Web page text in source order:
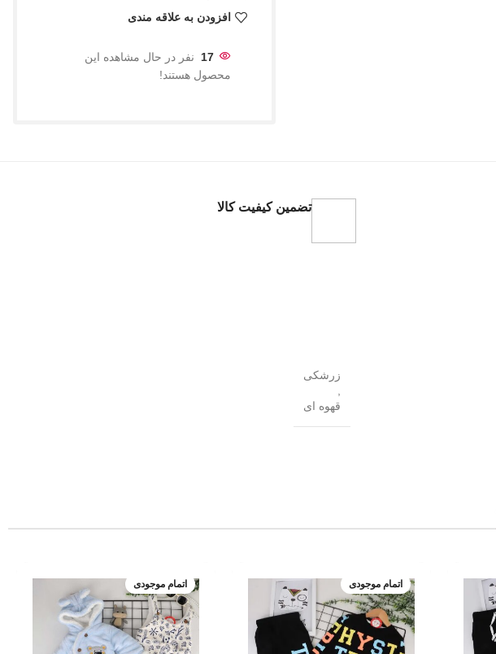
افزودن به علاقه مندی
17
نفر در حال مشاهده این
محصول هستند!
تضمین کیفیت کالا
زرشکی
قهوه ای
اتمام موجودی اتمام موجودی